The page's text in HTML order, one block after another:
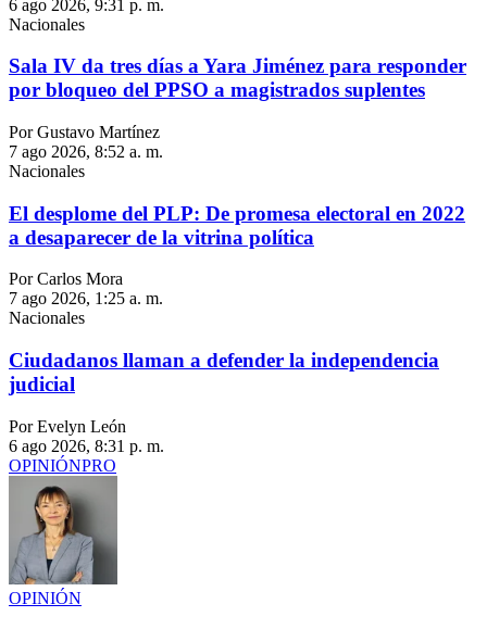
6 ago 2026, 9:31 p. m.
Nacionales
Sala IV da tres días a Yara Jiménez para responder
por bloqueo del PPSO a magistrados suplentes
Por Gustavo Martínez
7 ago 2026, 8:52 a. m.
Nacionales
El desplome del PLP: De promesa electoral en 2022
a desaparecer de la vitrina política
Por Carlos Mora
7 ago 2026, 1:25 a. m.
Nacionales
Ciudadanos llaman a defender la independencia
judicial
Por Evelyn León
6 ago 2026, 8:31 p. m.
OPINIÓNPRO
OPINIÓN